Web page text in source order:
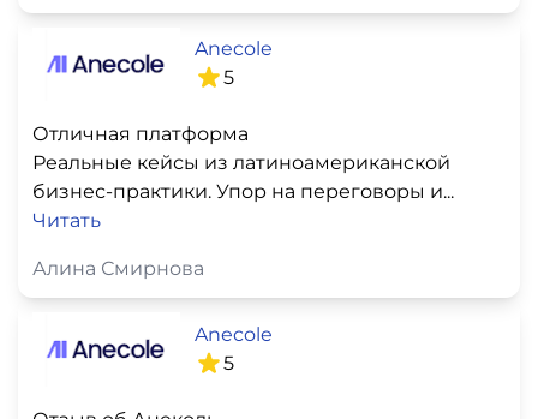
Anecole
5
Отличная платформа
Реальные кейсы из латиноамериканской
бизнес-практики. Упор на переговоры и...
Читать
Алина Смирнова
Anecole
5